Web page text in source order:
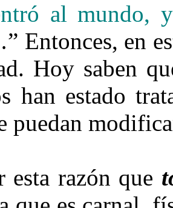
al mundo,
Entonces, en
Hoy saben
han estado
puedan
esta razón que